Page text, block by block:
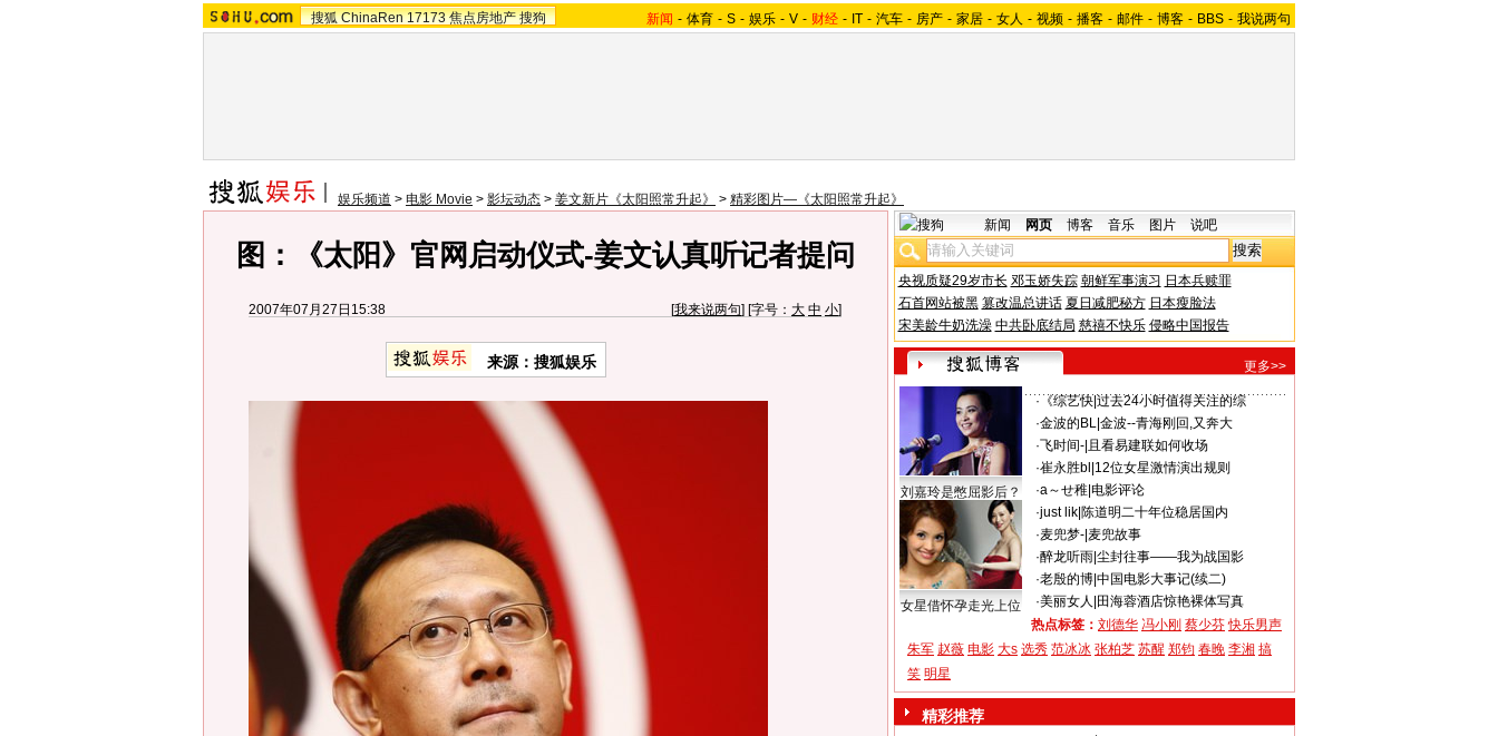
搜狐 ChinaRen 17173 焦点房地产 搜狗 新闻 - 体育 - S - 娱乐 - V - 财经 - IT - 汽车 - 房产 - 家居 - 女人 - 视频 - 播客 - 邮件 - 博客 - BBS - 我说两句
娱乐频道 > 电影 Movie > 影坛动态 > 姜文新片《太阳照常升起》 > 精彩图片—《太阳照常升起》
图：《太阳》官网启动仪式-姜文认真听记者提问
2007年07月27日15:38 [我来说两句] [字号： 大 中 小]
来源：搜狐娱乐
新闻 网页 博客 音乐 图片 说吧
央视质疑29岁市长 邓玉娇失踪 朝鲜军事演习 日本兵赎罪
石首网站被黑 篡改温总讲话 夏日减肥秘方 日本瘦脸法
宋美龄牛奶洗澡 中共卧底结局 慈禧不快乐 侵略中国报告
更多>>
刘嘉玲是憋屈影后？
女星借怀孕走光上位
· 《综艺快| 过去24小时值得关注的综
·金波的BL| 金波--青海刚回,又奔大
·飞时间-| 且看易建联如何收场
·崔永胜bl 12位女星激情演出规则
·a～せ稚| 电影评论
·just lik| 陈道明二十年位稳居国内
·麦兜梦-| 麦兜故事
·醉龙听雨| 尘封往事——我为战国影
·老殷的博| 中国电影大事记(续二)
·美丽女人 田海蓉酒店惊艳裸体写真
热点标签： 刘德华 冯小刚 蔡少芬 快乐男声
朱军 赵薇 电影 大s 选秀 范冰冰 张柏芝 苏醒 郑钧 春晚 李湘 搞
笑 明星
精彩推荐